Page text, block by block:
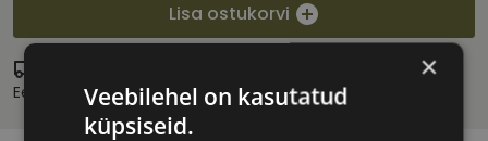
Lisa ostukorvi
Eeldatav tarnekuupäev: teisipäev 15. september 2026
×
Veebilehel on kasutatud
küpsiseid.